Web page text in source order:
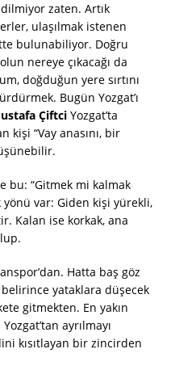
zaten. Artık
ulaşılmak istenen
bulunabiliyor. Doğru
nereye çıkacağı da
doğduğun yere sırtını
Bugün Yozgat’ı
Çiftci Yozgat’ta
kişi “Vay anasını, bir
bu: “Gitmek mi kalmak
yönü var: Giden kişi yürekli,
Kalan ise korkak, ana
Hatta baş göz
belirince yataklara düşecek
gitmekten. En yakın
ayrılmayı
kısıtlayan bir zincirden